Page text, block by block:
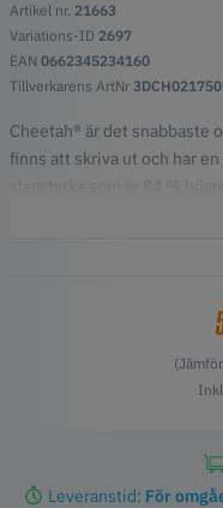
Artikel nr. 21663
Variations-ID 2697
EAN 0662345234160
Tillverkarens ArtNr
Cheetah® är det snabbaste
finns att skriva ut och har
slagstyrka som är 84 %
blandningen av snabbhet
Leveranstid: För